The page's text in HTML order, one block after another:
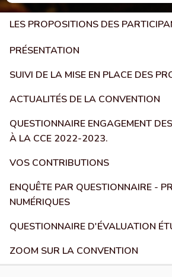
LES PROPOSITIONS DES
PRÉSENTATION
SUIVI DE LA MISE EN PLACE DES
ACTUALITÉS DE LA CONVENTION
QUESTIONNAIRE ENGAGEMENT
À LA CCE 2022-2023.
VOS CONTRIBUTIONS
ENQUÊTE PAR QUESTIONNAIRE -
NUMÉRIQUES
QUESTIONNAIRE D'ÉVALUATION
ZOOM SUR LA CONVENTION